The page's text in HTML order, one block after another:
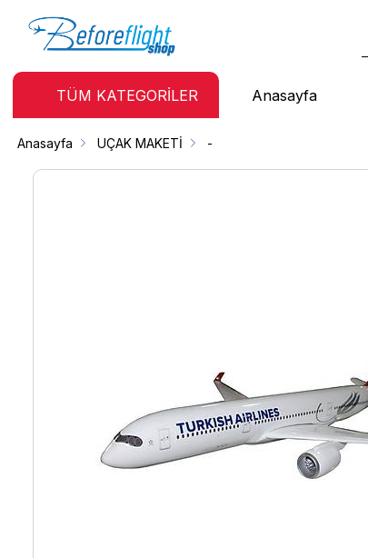
TÜM KATEGORİLER Anasayfa
Anasayfa UÇAK MAKETİ -